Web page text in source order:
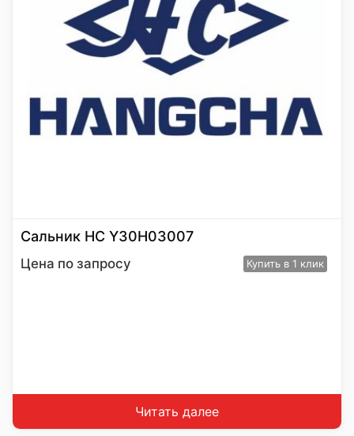
Сальник HC Y30H03007
Цена по запросу Купить в 1 клик
Читать далее